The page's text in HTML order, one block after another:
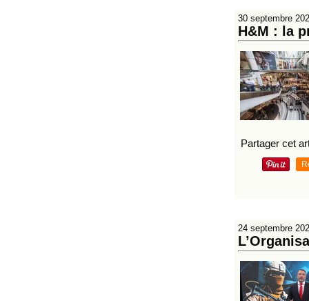
30 septembre
H&M : la
Partager cet
24 septembre